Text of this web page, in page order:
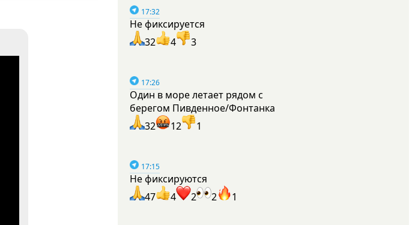
17:32
Не фиксируется
32
4 3
17:26
Один в море летает рядом с
берегом Пивденное/Фонтанка
32
12 1
17:15
Не фиксируются
47
4 2 2 1